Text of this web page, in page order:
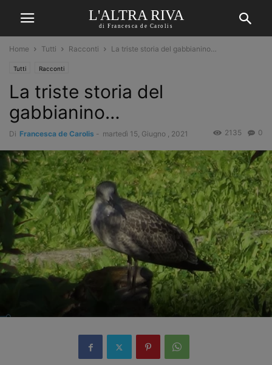
L'ALTRA RIVA
di Francesca de Carolis
Home Tutti Racconti La triste storia del gabbianino…
Tutti Racconti
La triste storia del
gabbianino…
Di Francesca de Carolis - martedì 15, Giugno , 2021 0
2135